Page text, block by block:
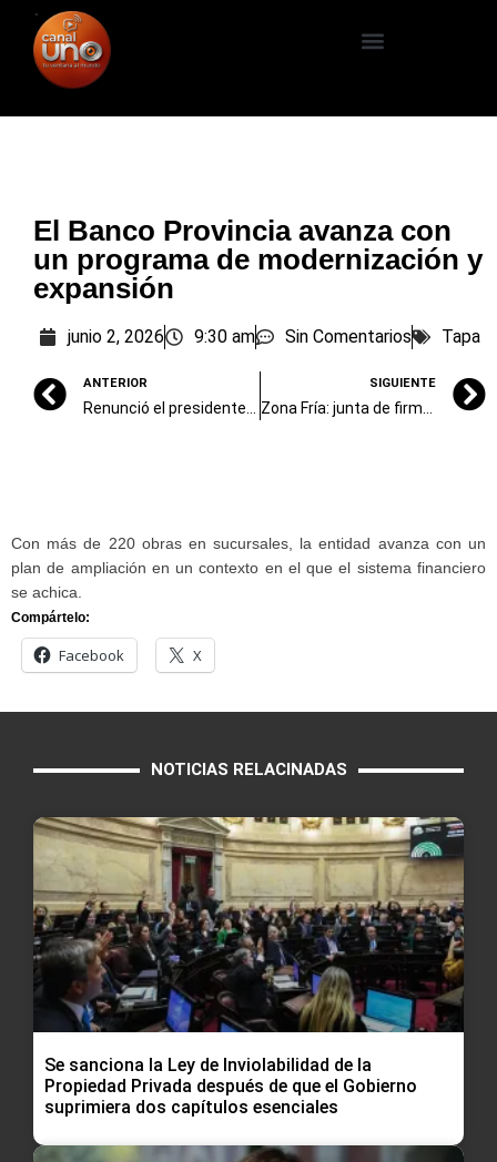
El Banco Provincia avanza con
un programa de modernización y
expansión
junio 2, 2026 9:30 am Sin Comentarios Tapa
ANTERIOR SIGUIENTE
Con más de 220 obras en sucursales, la entidad avanza con un
plan de ampliación en un contexto en el que el sistema financiero
se achica.
Compártelo:
Facebook X
NOTICIAS RELACINADAS
Se sanciona la Ley de Inviolabilidad de la
Propiedad Privada después de que el Gobierno
suprimiera dos capítulos esenciales